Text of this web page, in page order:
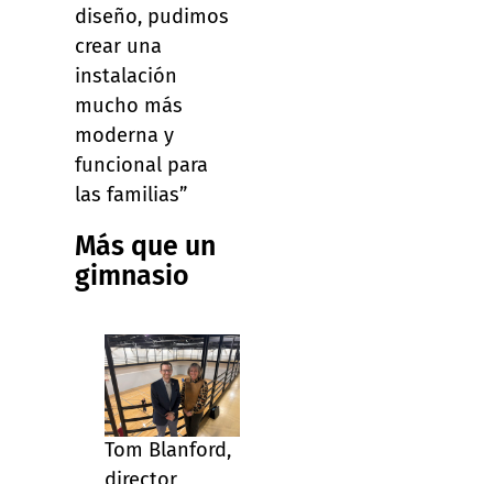
diseño, pudimos
crear una
instalación
mucho más
moderna y
funcional para
las familias”
Más que un
gimnasio
Tom Blanford,